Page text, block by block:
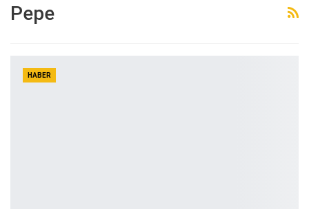
Pepe
HABER